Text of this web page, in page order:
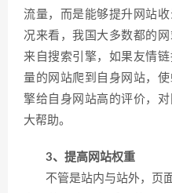
流量，而是能够提升网站
况来看，我国大多数都的
来自搜索引擎，如果友情
量的网站爬到自身网站，
擎给自身网站高的评价，
大帮助。
3、提高网站权重
不管是站内与站外，页面